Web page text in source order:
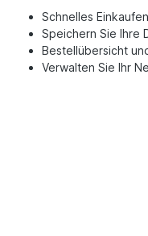
Schnelles Einkaufen
Speichern Sie Ihre
Bestellübersicht
Verwalten Sie Ihr